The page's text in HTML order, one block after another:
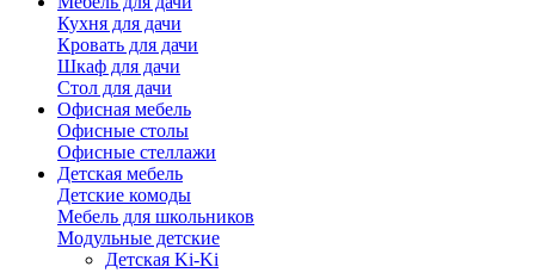
Кухня для дачи
Кровать для дачи
Шкаф для дачи
Стол для дачи
Офисная мебель
Офисные столы
Офисные стеллажи
Детская мебель
Детские комоды
Мебель для школьников
Модульные детские
Детская Ki-Ki